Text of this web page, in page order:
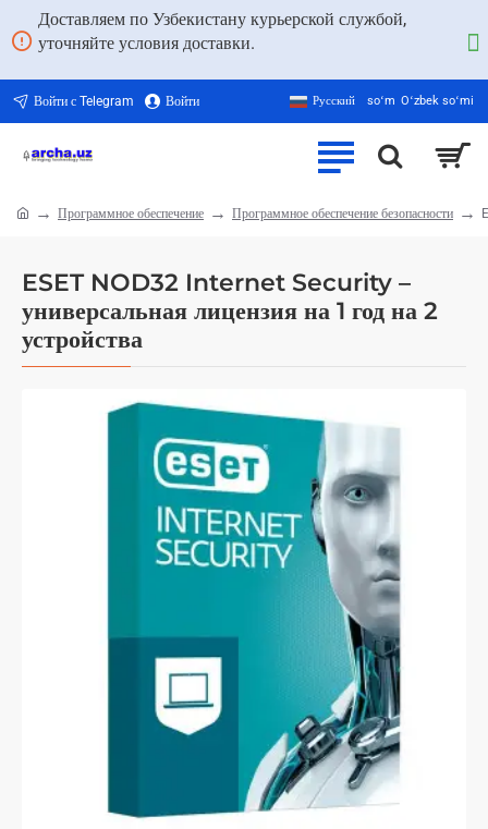
Доставляем по Узбекистану курьерской службой,
уточняйте условия доставки.
Войти с Telegram Войти Русский soʻm Oʻzbek soʻmi
ESET NOD32 Internet Security –
универсальная лицензия на 1 год на 2
устройства
Программное обеспечение Программное обеспечение безопасности